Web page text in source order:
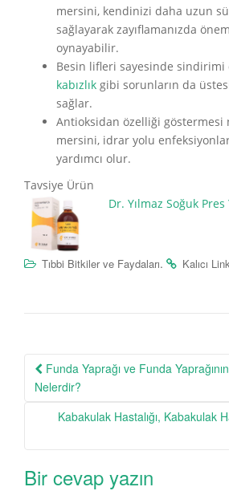
mersini, kendinizi daha uzun
sağlayarak zayıflamanızda
oynayabilir.
Besin lifleri sayesinde
kabızlık gibi sorunların da
sağlar.
Antioksidan özelliği göstermesi
mersini, idrar yolu
yardımcı olur.
Tavsiye Ürün
Dr. Yılmaz Soğuk
Tıbbi Bitkiler ve Faydaları. Kalıcı
Post
navigation
Funda Yaprağı ve Funda
Nelerdir?
Kabakulak Hastalığı, Kabakulak
Bir cevap yazın